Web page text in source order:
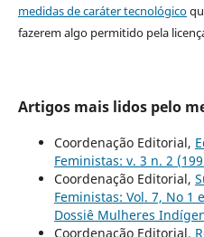
medidas de caráter tecnológico
fazerem algo permitido pela
Artigos mais lidos pelo
Coordenação Editorial,
Feministas: v. 3 n. 2
Coordenação Editorial,
Feministas: Vol. 7, No 1
Dossiê Mulheres
Coordenação Editorial,